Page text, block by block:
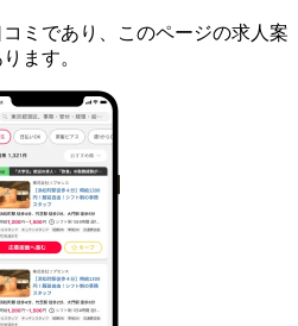
ミであり、このページの求人案
ます。